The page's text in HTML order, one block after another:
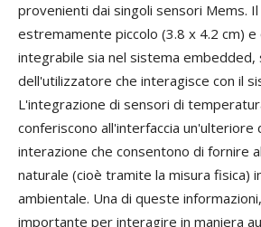
provenienti dai singoli sensori Mems.
estremamente piccolo (3.8 x 4.2 cm) e
integrabile sia nel sistema embedded,
dell'utilizzatore che interagisce con il
L'integrazione di sensori di
conferiscono all'interfaccia un'ulteriore
interazione che consentono di fornire
naturale (cioè tramite la misura fisica)
ambientale. Una di queste
importante per interagire in maniera